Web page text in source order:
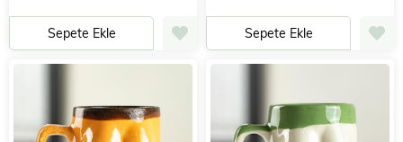
Sepete Ekle Sepete Ekle